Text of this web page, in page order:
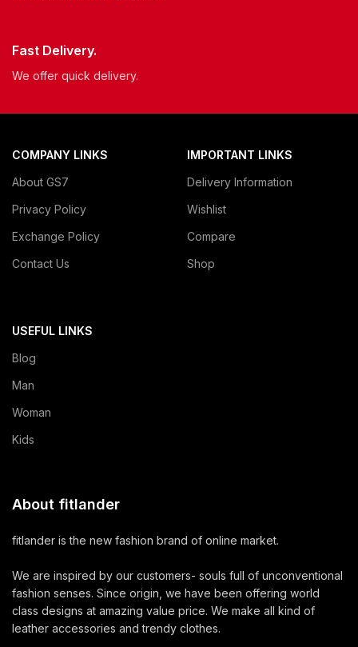
Fast Delivery.
We offer quick delivery.
COMPANY LINKS
About GS7
Privacy Policy
Exchange Policy
Contact Us
IMPORTANT LINKS
Delivery Information
Wishlist
Compare
Shop
USEFUL LINKS
Blog
Man
Woman
Kids
About fitlander
fitlander is the new fashion brand of online market.
We are inspired by our customers- souls full of unconventional
fashion senses. Since origin, we have been offering world
class designs at amazing value price. We make all kind of
leather accessories and trendy clothes.